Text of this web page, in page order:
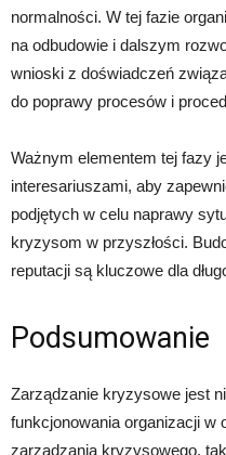
normalności. W tej fazie
na odbudowie i dalszym
wnioski z doświadczeń
do poprawy procesów i
Ważnym elementem tej fazy
interesariuszami, aby
podjętych w celu naprawy
kryzysom w przyszłości.
reputacji są kluczowe dla
Podsumowanie
Zarządzanie kryzysowe jest
funkcjonowania organizacji w
zarządzania kryzysowego,